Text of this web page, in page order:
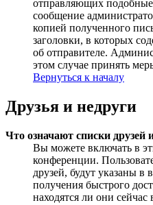
отправляющих
сообщение
копией полученного
заголовки, в которых
об отправителе.
этом случае принять
Вернуться к началу
Друзья и недруги
Что означают списки друзей
Вы можете включать в
конференции.
друзей, будут указаны в
получения быстрого
находятся ли они